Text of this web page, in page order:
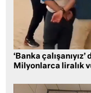
‘Banka
Milyonlarca liralık